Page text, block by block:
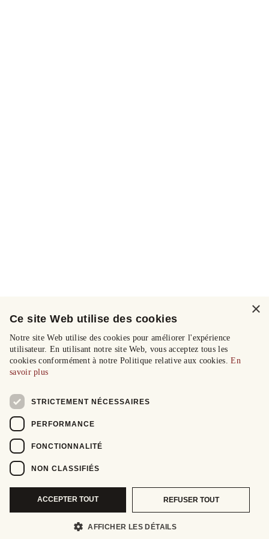
×
Ce site Web utilise des cookies
Notre site Web utilise des cookies pour améliorer l'expérience
utilisateur. En utilisant notre site Web, vous acceptez tous les
cookies conformément à notre Politique relative aux cookies.En
savoir plus
STRICTEMENT NÉCESSAIRES
PERFORMANCE
FONCTIONNALITÉ
NON CLASSIFIÉS
ACCEPTER TOUT REFUSER TOUT
AFFICHER LES DÉTAILS